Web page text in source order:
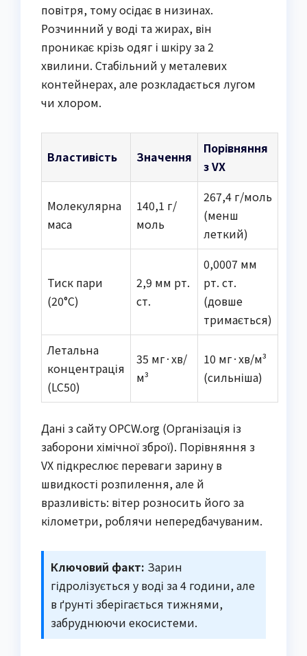
повітря, тому осідає в низинах.
Розчинний у воді та жирах, він
проникає крізь одяг і шкіру за 2
хвилини. Стабільний у металевих
контейнерах, але розкладається лугом
чи хлором.
Властивість Значення
Порівняння
з VX
Молекулярна
маса
140,1 г/
моль
267,4 г/моль
(менш
леткий)
Тиск пари
(20°C)
2,9 мм рт.
ст.
0,0007 мм
рт. ст.
(довше
тримається)
Летальна
концентрація
(LC50)
35 мг·хв/
м³
10 мг·хв/м³
(сильніша)
Дані з сайту OPCW.org (Організація із
заборони хімічної зброї). Порівняння з
VX підкреслює переваги зарину в
швидкості розпилення, але й
вразливість: вітер розносить його за
кілометри, роблячи непередбачуваним.
Ключовий факт: Зарин
гідролізується у воді за 4 години, але
в ґрунті зберігається тижнями,
забруднюючи екосистеми.